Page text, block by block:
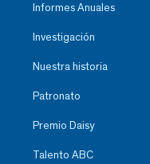
Informes Anuales
Investigación
Nuestra historia
Patronato
Premio Daisy
Talento ABC